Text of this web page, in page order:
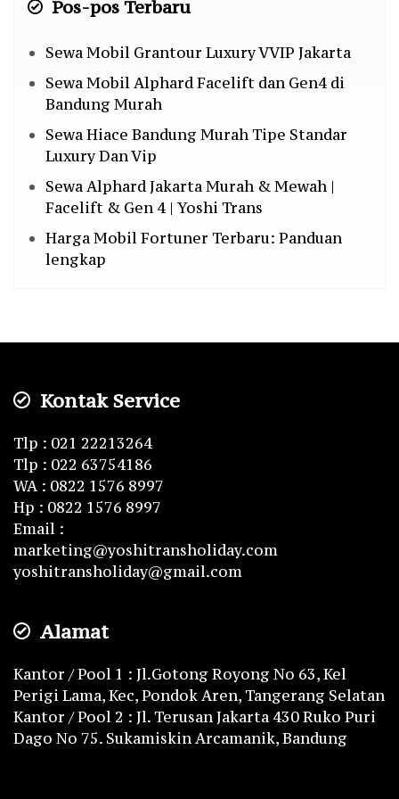
Pos-pos Terbaru
Sewa Mobil Grantour Luxury VVIP Jakarta
Sewa Mobil Alphard Facelift dan Gen4 di
Bandung Murah
Sewa Hiace Bandung Murah Tipe Standar
Luxury Dan Vip
Sewa Alphard Jakarta Murah & Mewah |
Facelift & Gen 4 | Yoshi Trans
Harga Mobil Fortuner Terbaru: Panduan
lengkap
Kontak Service
Tlp : 021 22213264
Tlp : 022 63754186
WA : 0822 1576 8997
Hp : 0822 1576 8997
Email :
marketing@yoshitransholiday.com
yoshitransholiday@gmail.com
Alamat
Kantor / Pool 1 : Jl.Gotong Royong No 63, Kel
Perigi Lama, Kec, Pondok Aren, Tangerang Selatan
Kantor / Pool 2 : Jl. Terusan Jakarta 430 Ruko Puri
Dago No 75. Sukamiskin Arcamanik, Bandung